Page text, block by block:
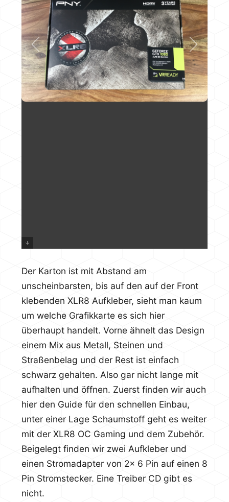
Der Karton ist mit Abstand am
unscheinbarsten, bis auf den auf der Front
klebenden XLR8 Aufkleber, sieht man kaum
um welche Grafikkarte es sich hier
überhaupt handelt. Vorne ähnelt das Design
einem Mix aus Metall, Steinen und
Straßenbelag und der Rest ist einfach
schwarz gehalten. Also gar nicht lange mit
aufhalten und öffnen. Zuerst finden wir auch
hier den Guide für den schnellen Einbau,
unter einer Lage Schaumstoff geht es weiter
mit der XLR8 OC Gaming und dem Zubehör.
Beigelegt finden wir zwei Aufkleber und
einen Stromadapter von 2x 6 Pin auf einen 8
Pin Stromstecker. Eine Treiber CD gibt es
nicht.